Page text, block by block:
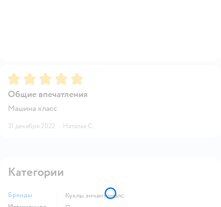
Рейтинг:5
Общие впечатления
Машина класс
31 декабря 2022 · Наталья С.
Категории
Бренды
Куклы энчантималс